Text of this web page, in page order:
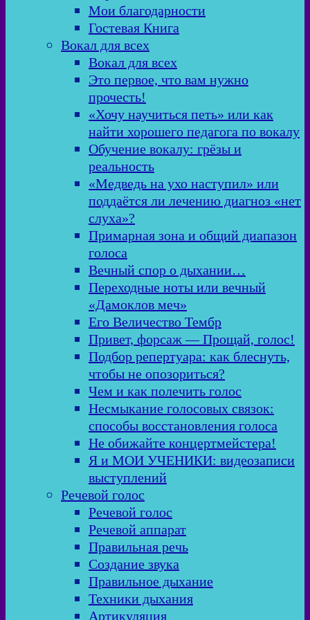
Мои благодарности
Гостевая Книга
Вокал для всех
Вокал для всех
Это первое, что вам нужно
прочесть!
«Хочу научиться петь» или как
найти хорошего педагога по вокалу
Обучение вокалу: грёзы и
реальность
«Медведь на ухо наступил» или
поддаётся ли лечению диагноз «нет
слуха»?
Примарная зона и общий диапазон
голоса
Вечный спор о дыхании…
Переходные ноты или вечный
«Дамоклов меч»
Его Величество Тембр
Привет, форсаж — Прощай, голос!
Подбор репертуара: как блеснуть,
чтобы не опозориться?
Чем и как полечить голос
Несмыкание голосовых связок:
способы восстановления голоса
Не обижайте концертмейстера!
Я и МОИ УЧЕНИКИ: видеозаписи
выступлений
Речевой голос
Речевой голос
Речевой аппарат
Правильная речь
Создание звука
Правильное дыхание
Техники дыхания
Артикуляция